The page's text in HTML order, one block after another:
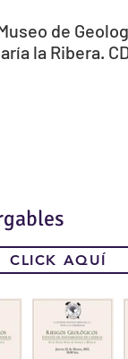
de
la Ribera.
CLICK AQUÍ